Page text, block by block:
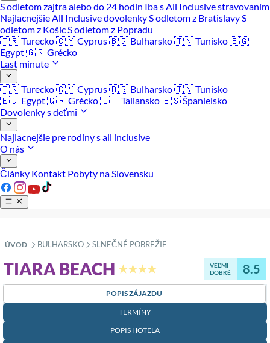
S odletom zajtra alebo do 24 hodín Iba s All Inclusive stravovaním
Najlacnejšie All Inclusive dovolenkyS odletom z BratislavyS
odletom z KošícS odletom z Popradu
🇹🇷 Turecko🇨🇾 Cyprus🇧🇬 Bulharsko🇹🇳 Tunisko🇪🇬
Egypt🇬🇷 Grécko
Last minute
🇹🇷 Turecko🇨🇾 Cyprus🇧🇬 Bulharsko🇹🇳 Tunisko
🇪🇬 Egypt🇬🇷 Grécko🇮🇹 Taliansko🇪🇸 Španielsko
Dovolenky s deťmi
Najlacnejšie pre rodiny s all inclusive
O nás
Články Kontakt Pobyty na Slovensku
ÚVOD »
BULHARSKO »
SLNEČNÉ POBREŽIE
TIARA BEACH ★★★★
VEĽMI
DOBRÉ
8.5
POPIS ZÁJAZDU
TERMÍNY
POPIS HOTELA